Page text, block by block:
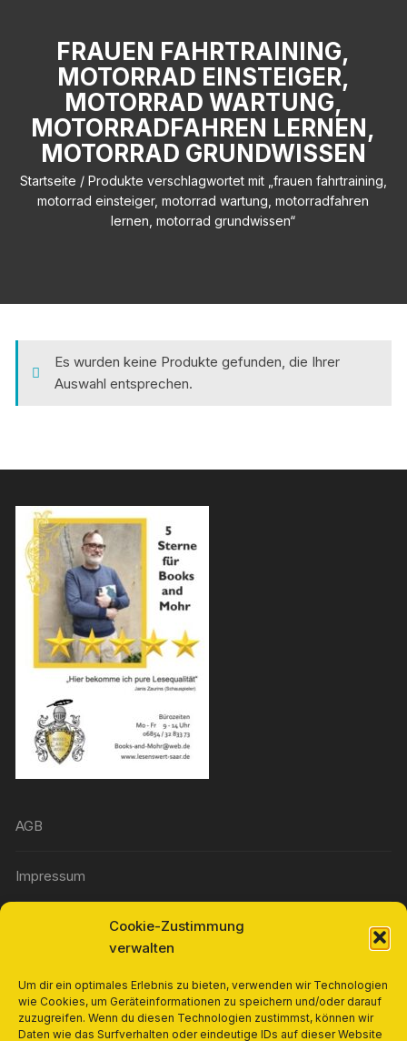
Cookie-Zustimmung
verwalten
Um dir ein optimales Erlebnis zu bieten, verwenden wir Technologien
wie Cookies, um Geräteinformationen zu speichern und/oder darauf
zuzugreifen. Wenn du diesen Technologien zustimmst, können wir
Daten wie das Surfverhalten oder eindeutige IDs auf dieser Website
FRAUEN FAHRTRAINING,
MOTORRAD EINSTEIGER,
MOTORRAD WARTUNG,
MOTORRADFAHREN LERNEN,
MOTORRAD GRUNDWISSEN
Startseite / Produkte verschlagwortet mit „frauen fahrtraining,
motorrad einsteiger, motorrad wartung, motorradfahren
lernen, motorrad grundwissen“
Es wurden keine Produkte gefunden, die Ihrer
Auswahl entsprechen.
AGB
Impressum
Widerrufsbelehrung
Cookie-Richtlinie (EU)